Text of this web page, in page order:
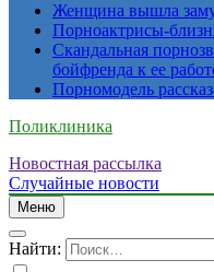
Женщина вышла
Порноактрисы-
Скандальная
бойфренда к ее
Порномодель
Поликлиника
Новостная рассылка
Случайные новости
Меню
Найти: